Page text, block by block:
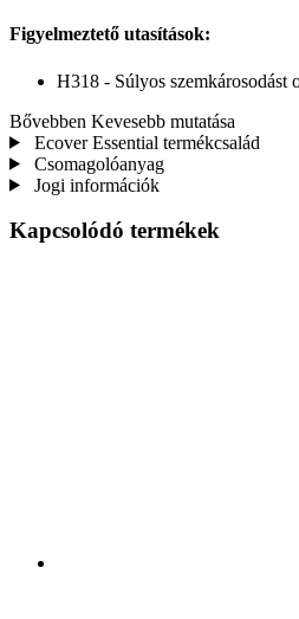
Figyelmeztető utasítások:
H318 - Súlyos szemkárosodást
Bővebben Kevesebb mutatása
Ecover Essential termékcsalád
Csomagolóanyag
Jogi információk
Kapcsolódó termékek